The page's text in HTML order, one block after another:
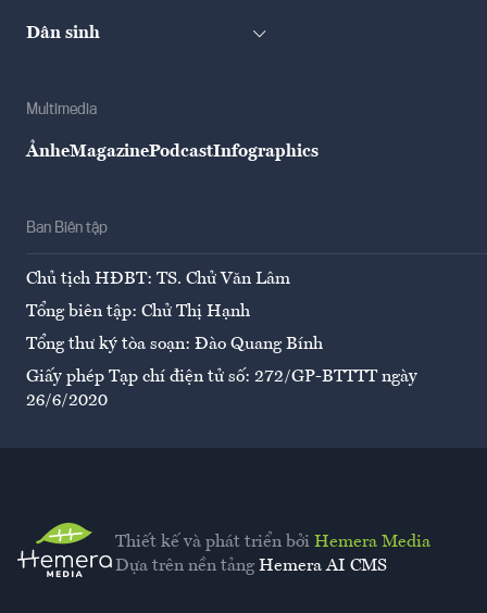
Dân sinh
Multimedia
ẢnheMagazinePodcastInfographics
Ban Biên tập
Chủ tịch HĐBT: TS. Chử Văn Lâm
Tổng biên tập: Chử Thị Hạnh
Tổng thư ký tòa soạn: Đào Quang Bính
Giấy phép Tạp chí điện tử số: 272/GP-BTTTT ngày
26/6/2020
Thiết kế và phát triển bởi Hemera Media
Dựa trên nền tảng Hemera AI CMS